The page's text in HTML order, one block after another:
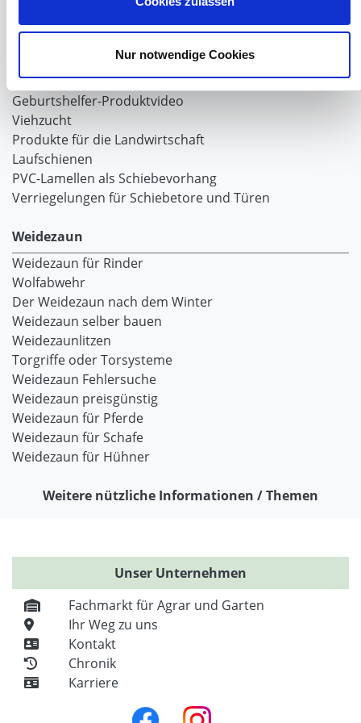
Nur notwendige Cookies
Laufschiene und Rollapparate Typ 10
Laufschiene und Rollapparate Typ 30
Laufschiene und Rollapparate Typ 50
Alles für die Haussschlachtung
Geburtshelfer-Produktvideo
Viehzucht
Produkte für die Landwirtschaft
Laufschienen
PVC-Lamellen als Schiebevorhang
Verriegelungen für Schiebetore und Türen
Weidezaun
Weidezaun für Rinder
Wolfabwehr
Der Weidezaun nach dem Winter
Weidezaun selber bauen
Weidezaunlitzen
Torgriffe oder Torsysteme
Weidezaun Fehlersuche
Weidezaun preisgünstig
Weidezaun für Pferde
Weidezaun für Schafe
Weidezaun für Hühner
Weitere nützliche Informationen / Themen
Unser Unternehmen
Fachmarkt für Agrar und Garten
Ihr Weg zu uns
Kontakt
Chronik
Karriere